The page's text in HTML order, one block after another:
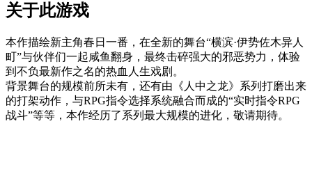
关于此游戏
本作描绘新主角春日一番，在全新的舞台“横滨·伊势佐木异人
町”与伙伴们一起咸鱼翻身，最终击碎强大的邪恶势力，体验
到不负最新作之名的热血人生戏剧。
背景舞台的规模前所未有，还有由《人中之龙》系列打磨出来
的打架动作，与RPG指令选择系统融合而成的“实时指令RPG
战斗”等等，本作经历了系列最大规模的进化，敬请期待。